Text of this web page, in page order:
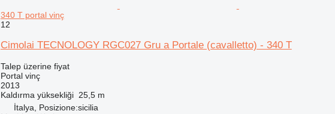
340 T portal vinç
12
Cimolai TECNOLOGY RGC027 Gru a Portale (cavalletto) - 340 T
Talep üzerine fiyat
Portal vinç
2013
Kaldırma yüksekliği 25,5 m
İtalya, Posizione:sicilia